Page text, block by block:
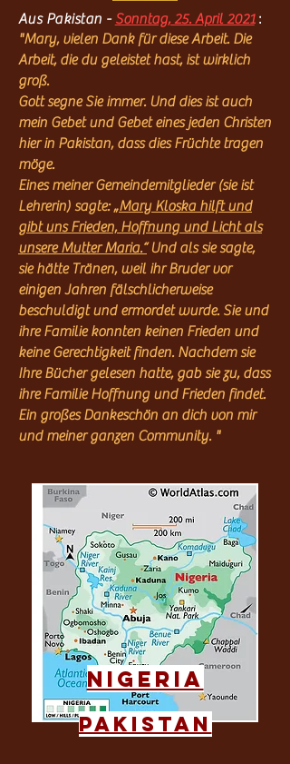
Aus Pakistan - Sonntag, 25. April 2021 :
"Mary, vielen Dank für diese Arbeit. Die
Arbeit, die du geleistet hast, ist wirklich
groß.
Gott segne Sie immer. Und dies ist auch
mein Gebet und Gebet eines jeden Christen
hier in Pakistan, dass dies Früchte tragen
möge.
Eines meiner Gemeindemitglieder (sie ist
Lehrerin) sagte:„Mary Kloska hilft und
gibt uns Frieden, Hoffnung und Licht als
unsere Mutter Maria.“Und als sie sagte,
sie hätte Tränen, weil ihr Bruder vor
einigen Jahren fälschlicherweise
beschuldigt und ermordet wurde. Sie und
ihre Familie konnten keinen Frieden und
keine Gerechtigkeit finden. Nachdem sie
Ihre Bücher gelesen hatte, gab sie zu, dass
ihre Familie Hoffnung und Frieden findet.
Ein großes Dankeschön an dich von mir
und meiner ganzen Community. "
Nigeria
pakistan